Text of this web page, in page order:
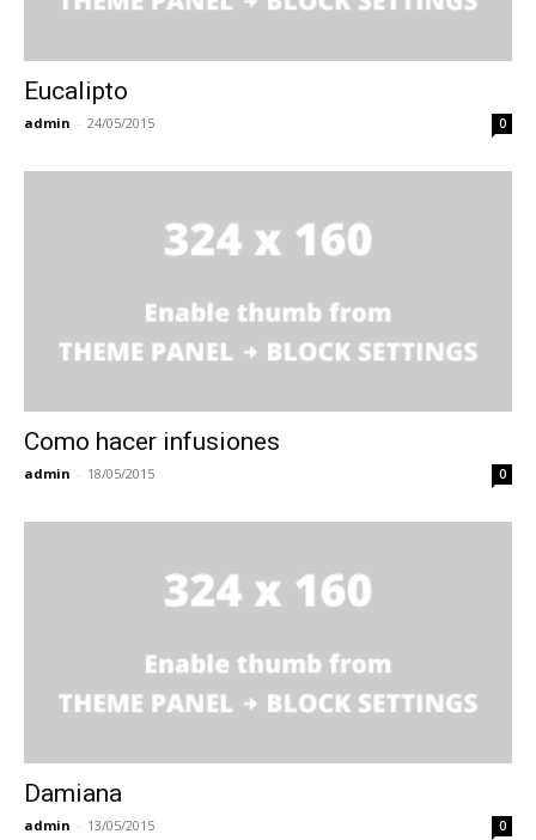
Eucalipto
admin - 24/05/2015 0
Como hacer infusiones
admin - 18/05/2015 0
Damiana
admin - 13/05/2015 0